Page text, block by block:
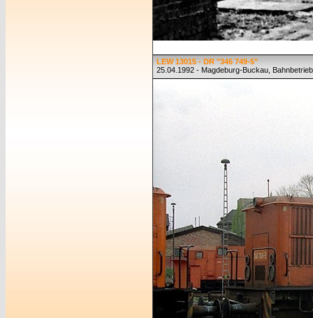
LEW 13015 - DR "346 749-5"
25.04.1992 - Magdeburg-Buckau,